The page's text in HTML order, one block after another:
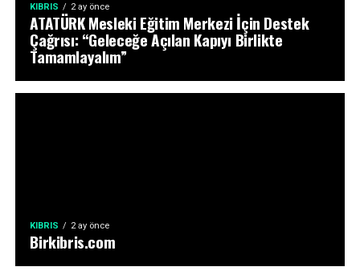
KIBRIS 2 ay önce
ATATÜRK Mesleki Eğitim Merkezi İçin Destek
Çağrısı: “Geleceğe Açılan Kapıyı Birlikte
Tamamlayalım”
KIBRIS 2 ay önce
Birkibris.com